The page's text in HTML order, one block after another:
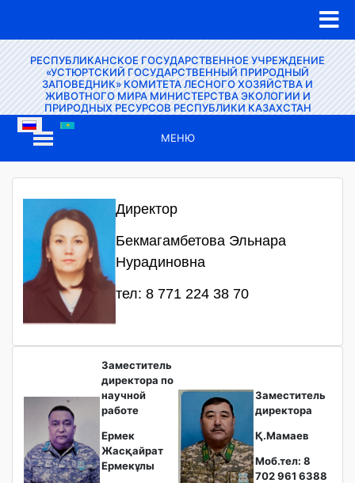
РЕСПУБЛИКАНСКОЕ ГОСУДАРСТВЕННОЕ УЧРЕЖДЕНИЕ
«УСТЮРТСКИЙ ГОСУДАРСТВЕННЫЙ ПРИРОДНЫЙ
ЗАПОВЕДНИК» КОМИТЕТА ЛЕСНОГО ХОЗЯЙСТВА И
ЖИВОТНОГО МИРА МИНИСТЕРСТВА ЭКОЛОГИИ И
ПРИРОДНЫХ РЕСУРСОВ РЕСПУБЛИКИ КАЗАХСТАН
МЕНЮ
Директор
Бекмагамбетова Эльнара
Нурадиновна
тел: 8 771 224 38 70
Заместитель
директора по
научной
работе
Ермек
Жасқайрат
Ермекұлы
Заместитель
директора
Қ.Мамаев
Моб.тел: 8
702 961 6388